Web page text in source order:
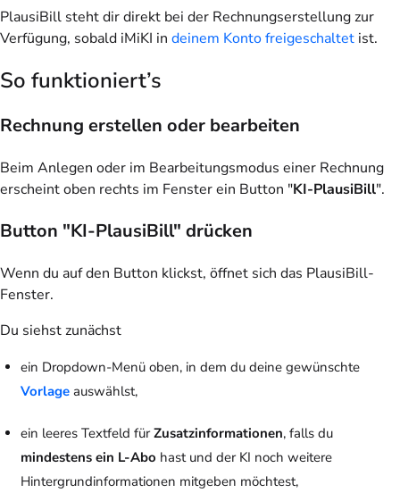
PlausiBill steht dir direkt bei der Rechnungserstellung zur
Verfügung, sobald iMiKI in deinem Konto freigeschaltet ist.
So funktioniert’s
Rechnung erstellen oder bearbeiten
Beim Anlegen oder im Bearbeitungsmodus einer Rechnung
erscheint oben rechts im Fenster ein Button "KI-PlausiBill".
Button "KI-PlausiBill" drücken
Wenn du auf den Button klickst, öffnet sich das PlausiBill-
Fenster.
Du siehst zunächst
ein Dropdown-Menü oben, in dem du deine gewünschte
Vorlageauswählst,
ein leeres Textfeld fürZusatzinformationen, falls du
mindestens ein L-Abo hast und der KI noch weitere
Hintergrundinformationen mitgeben möchtest,